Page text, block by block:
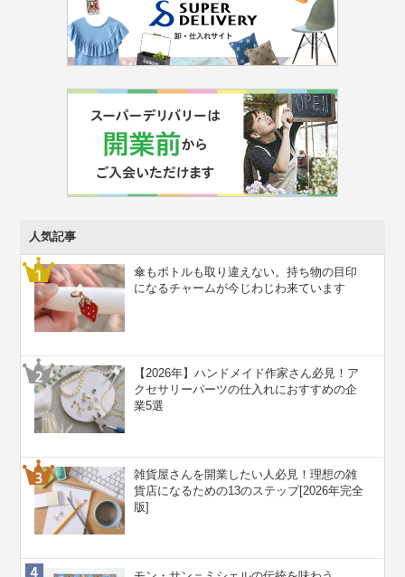
人気記事
傘もボトルも取り違えない。持ち物の目印
になるチャームが今じわじわ来ています
【2026年】ハンドメイド作家さん必見！ア
クセサリーパーツの仕入れにおすすめの企
業5選
雑貨屋さんを開業したい人必見！理想の雑
貨店になるための13のステップ[2026年完全
版]